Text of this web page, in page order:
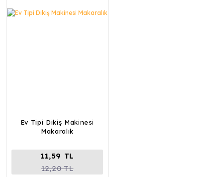
Ev Tipi Dikiş Makinesi
Makaralık
11,59 TL
12,20 TL